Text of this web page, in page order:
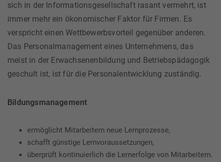
sich in der Informationsgesellschaft rasant vermehrt, ist
immer mehr ein ökonomischer Faktor für Firmen. Es
verspricht einen Wettbewerbsvorteil gegenüber anderen.
Das Personalmanagement eines Unternehmens, das
meist in der Erwachsenenbildung und Betriebspädagogik
geschult ist, ist für die Personalentwicklung zuständig.
Bildungsmanagement
ermöglicht Mitarbeitern neue Lernprozesse,
schafft günstige Lernvoraussetzungen,
überprüft kontinuierlich die Lernerfolge von Mitarbeitern.